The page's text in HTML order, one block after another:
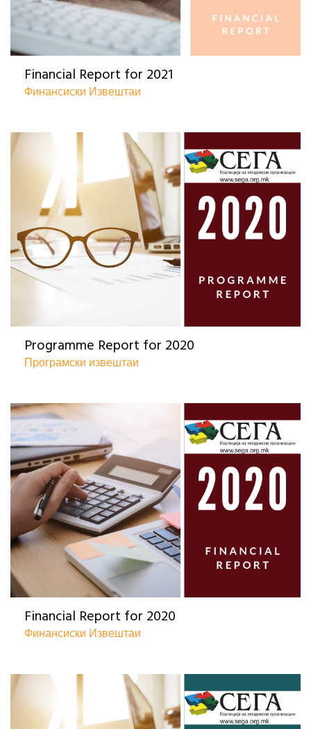
Financial Report for 2021
Финансиски Извештаи
Programme Report for 2020
Програмски извештаи
Financial Report for 2020
Финансиски Извештаи